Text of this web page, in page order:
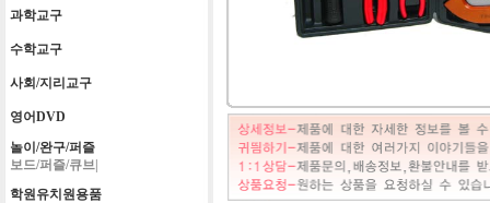
과학교구
수학교구
사회/지리교구
영어DVD
놀이/완구/퍼즐
보드/퍼즐/큐브|
학원유치원용품